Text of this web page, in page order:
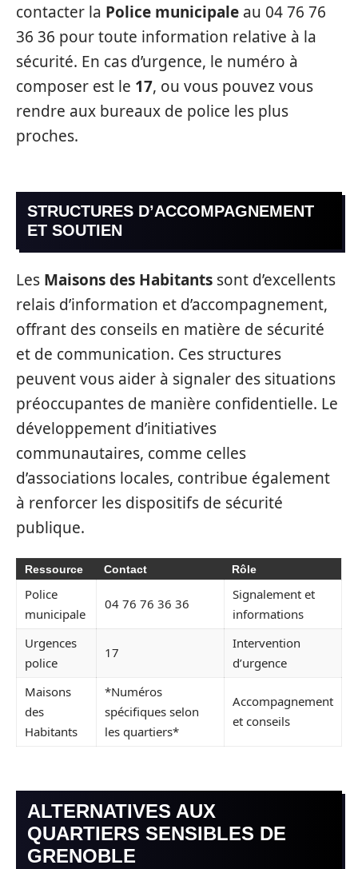
contacter la Police municipale au 04 76 76
36 36 pour toute information relative à la
sécurité. En cas d’urgence, le numéro à
composer est le 17, ou vous pouvez vous
rendre aux bureaux de police les plus
proches.
STRUCTURES D’ACCOMPAGNEMENT
ET SOUTIEN
Les Maisons des Habitants sont d’excellents
relais d’information et d’accompagnement,
offrant des conseils en matière de sécurité
et de communication. Ces structures
peuvent vous aider à signaler des situations
préoccupantes de manière confidentielle. Le
développement d’initiatives
communautaires, comme celles
d’associations locales, contribue également
à renforcer les dispositifs de sécurité
publique.
Ressource Contact Rôle
Police
municipale
04 76 76 36 36
Signalement et
informations
Urgences
police
17
Intervention
d’urgence
Maisons
des
Habitants
*Numéros
spécifiques selon
les quartiers*
Accompagnement
et conseils
ALTERNATIVES AUX
QUARTIERS SENSIBLES DE
GRENOBLE